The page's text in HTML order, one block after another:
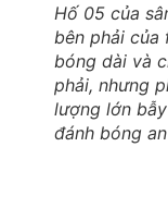
Hố 05 của
bên phải của
bóng dài và
phải, nhưng
lượng lớn
đánh bóng